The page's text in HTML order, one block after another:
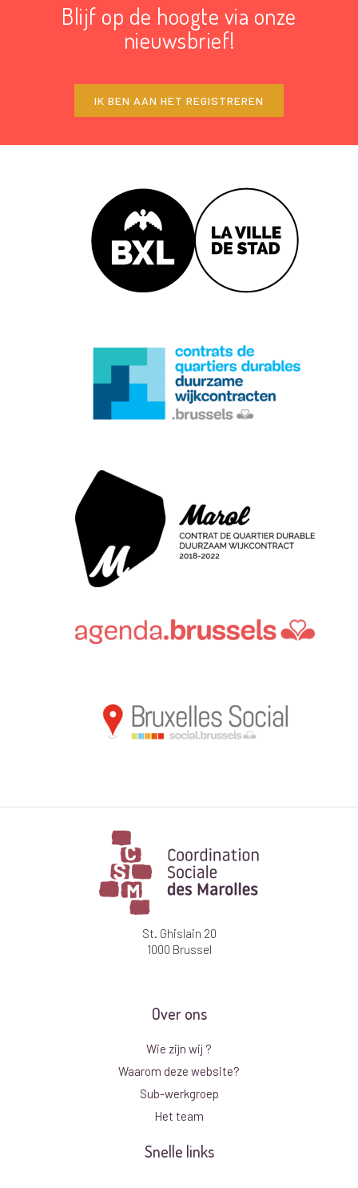
Blijf op de hoogte via onze
nieuwsbrief!
IK BEN AAN HET REGISTREREN
St. Ghislain 20
1000 Brussel
Over ons
Wie zijn wij ?
Waarom deze website?
Sub-werkgroep
Het team
Snelle links